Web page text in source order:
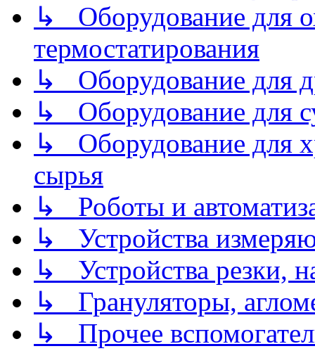
↳ Оборудование для
термостатирования
↳ Оборудование для
↳ Оборудование для
↳ Оборудование для
сырья
↳ Роботы и
↳ Устройства
↳ Устройства резки,
↳ Грануляторы,
↳ Прочее